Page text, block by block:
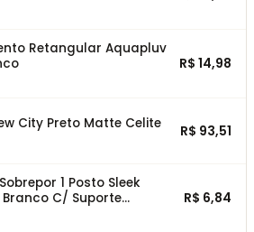
Retangular Aquapluv
R$ 14,98
City Preto Matte Celite R$ 93,51
1 Posto Sleek
C/ Suporte
R$ 6,84